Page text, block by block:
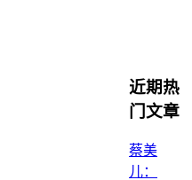
近期热
门文章
蔡美
儿：